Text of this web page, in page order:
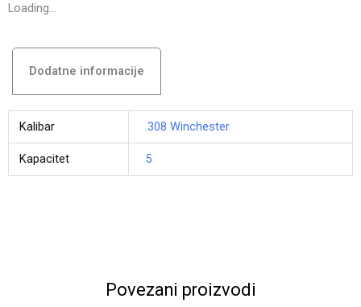
Loading...
Dodatne informacije
Kalibar .308 Winchester
Kapacitet 5
Povezani proizvodi